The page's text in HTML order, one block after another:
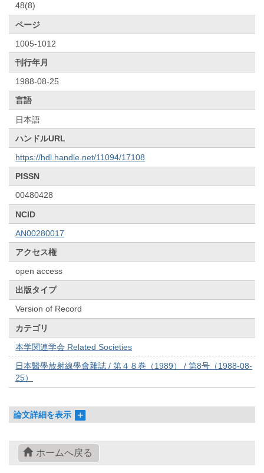
48(8)
ページ
1005-1012
刊行年月
1988-08-25
言語
日本語
ハンドルURL
https://hdl.handle.net/11094/17108
PISSN
00480428
NCID
AN00280017
アクセス権
open access
出版タイプ
Version of Record
カテゴリ
本学関連学会 Related Societies
日本醫學放射線學會雜誌 / 第４８巻（1989） / 第8号（1988-08-
25）
論文詳細を表示
ホームへ戻る